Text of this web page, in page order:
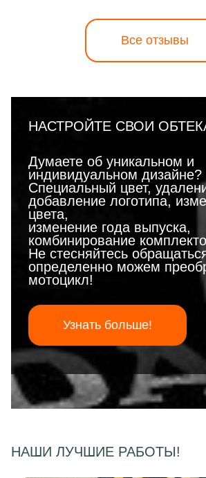
Все отзывы
НАСТРОЙТЕ СВОИ
Думаете об уникальном и
индивидуальном дизайне?
Специальный цвет,
добавление логотипа,
цвета,
изменение года выпуска,
комбинирование
Не стесняйтесь
определенно можем
мотоцикл!
Узнать больше!
НАШИ ЛУЧШИЕ РАБОТЫ!